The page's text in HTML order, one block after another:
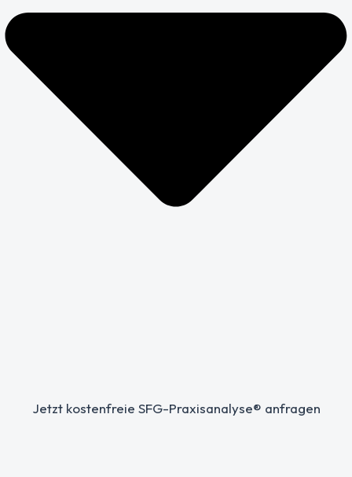
Jetzt kostenfreie SFG-Praxisanalyse® anfragen